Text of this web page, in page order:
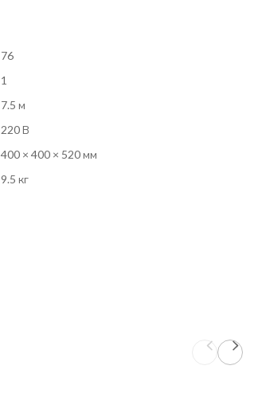
76
1
7.5 м
220 В
400 × 400 × 520 мм
9.5 кг